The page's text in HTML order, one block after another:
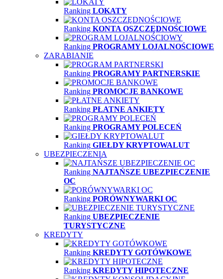
Ranking LOKATY
Ranking KONTA OSZCZĘDNOŚCIOWE
Ranking PROGRAMY LOJALNOŚCIOWE
ZARABIANIE
Ranking PROGRAMY PARTNERSKIE
Ranking PROMOCJE BANKOWE
Ranking PŁATNE ANKIETY
Ranking PROGRAMY POLECEŃ
Ranking GIEŁDY KRYPTOWALUT
UBEZPIECZENIA
Ranking NAJTAŃSZE UBEZPIECZENIE
OC
Ranking PORÓWNYWARKI OC
Ranking UBEZPIECZENIE
TURYSTYCZNE
KREDYTY
Ranking KREDYTY GOTÓWKOWE
Ranking KREDYTY HIPOTECZNE